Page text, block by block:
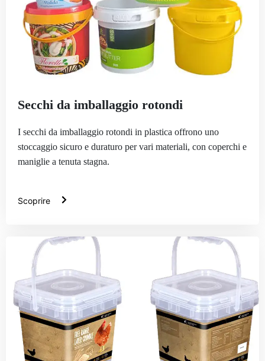
Secchi da imballaggio rotondi
I secchi da imballaggio rotondi in plastica offrono uno
stoccaggio sicuro e duraturo per vari materiali, con coperchi e
maniglie a tenuta stagna.
Scoprire